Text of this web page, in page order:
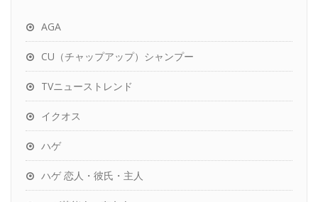
AGA
CU（チャップアップ）シャンプー
TVニューストレンド
イクオス
ハゲ
ハゲ 恋人・彼氏・主人